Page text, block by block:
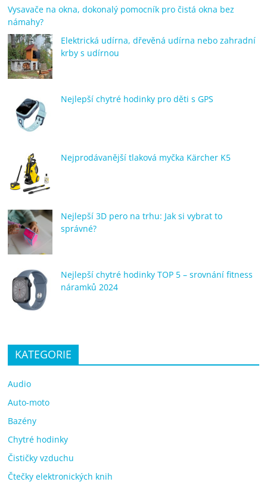
Vysavače na okna, dokonalý pomocník pro čistá okna bez
námahy?
Elektrická udírna, dřevěná udírna nebo zahradní
krby s udírnou
Nejlepší chytré hodinky pro děti s GPS
Nejprodávanější tlaková myčka Kärcher K5
Nejlepší 3D pero na trhu: Jak si vybrat to
správné?
Nejlepší chytré hodinky TOP 5 – srovnání fitness
náramků 2024
KATEGORIE
Audio
Auto-moto
Bazény
Chytré hodinky
Čističky vzduchu
Čtečky elektronických knih